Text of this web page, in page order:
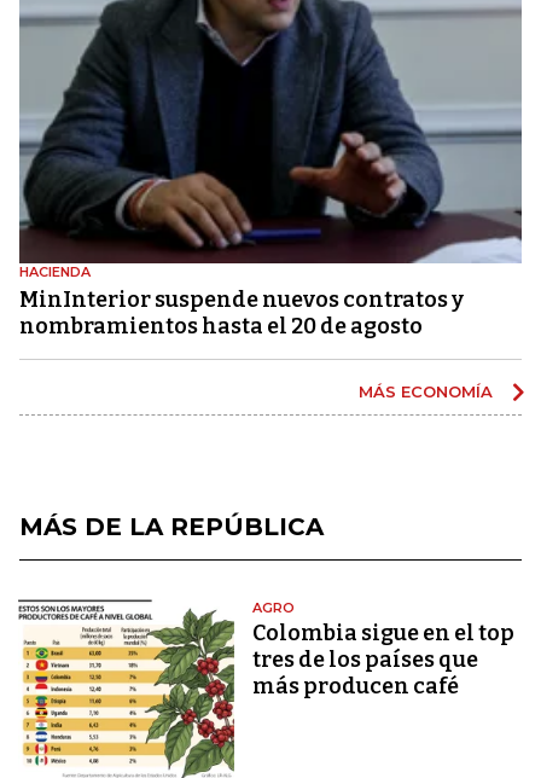
HACIENDA
MinInterior suspende nuevos contratos y
nombramientos hasta el 20 de agosto
MÁS ECONOMÍA
MÁS DE LA REPÚBLICA
AGRO
Colombia sigue en el top
tres de los países que
más producen café